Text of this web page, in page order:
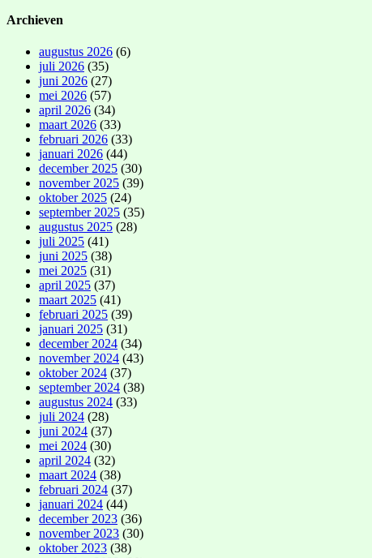
Archieven
augustus 2026 (6)
juli 2026 (35)
juni 2026 (27)
mei 2026 (57)
april 2026 (34)
maart 2026 (33)
februari 2026 (33)
januari 2026 (44)
december 2025 (30)
november 2025 (39)
oktober 2025 (24)
september 2025 (35)
augustus 2025 (28)
juli 2025 (41)
juni 2025 (38)
mei 2025 (31)
april 2025 (37)
maart 2025 (41)
februari 2025 (39)
januari 2025 (31)
december 2024 (34)
november 2024 (43)
oktober 2024 (37)
september 2024 (38)
augustus 2024 (33)
juli 2024 (28)
juni 2024 (37)
mei 2024 (30)
april 2024 (32)
maart 2024 (38)
februari 2024 (37)
januari 2024 (44)
december 2023 (36)
november 2023 (30)
oktober 2023 (38)